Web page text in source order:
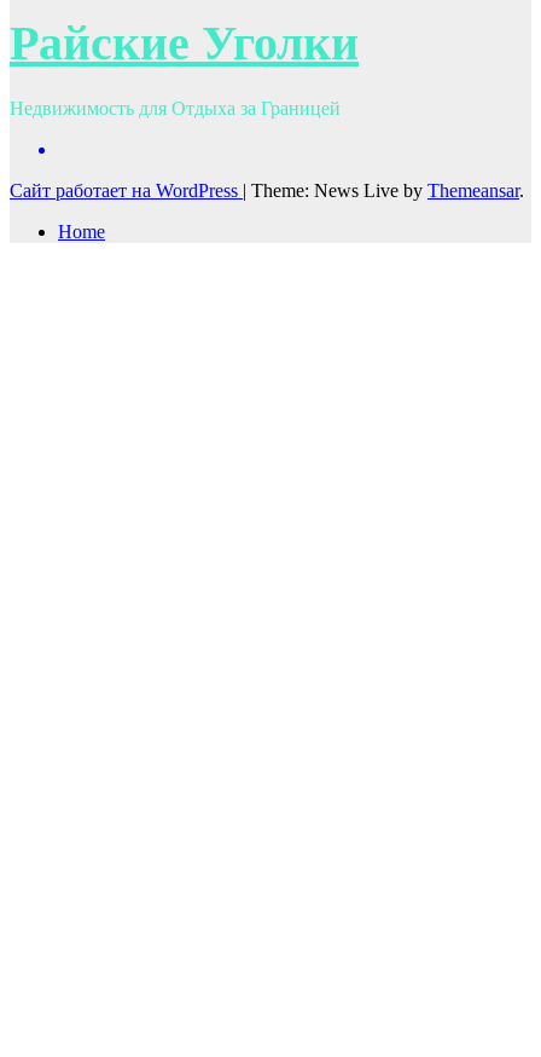
Райские Уголки
Недвижимость для Отдыха за Границей
Сайт работает на WordPress | Theme: News Live by Themeansar.
Home